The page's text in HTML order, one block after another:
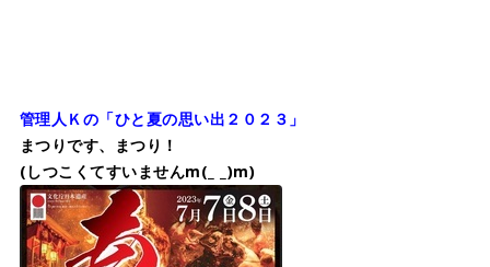
管理人Ｋの「ひと夏の思い出２０２３」
まつりです、まつり！
(しつこくてすいませんm(_ _)m)